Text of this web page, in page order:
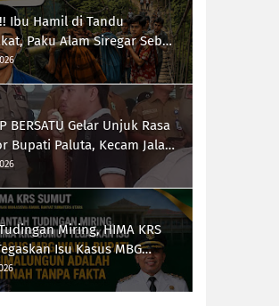
Ibu Hamil di Tandu
Paku Alam Siregar Sebut
Kab.Paluta "Parah"
BERSATU Gelar Unjuk Rasa
Bupati Paluta, Kecam Jalan
Desa
Miring, HIMA KRS
Isu Kasus MBG
Simalungun Adalah
Fakta